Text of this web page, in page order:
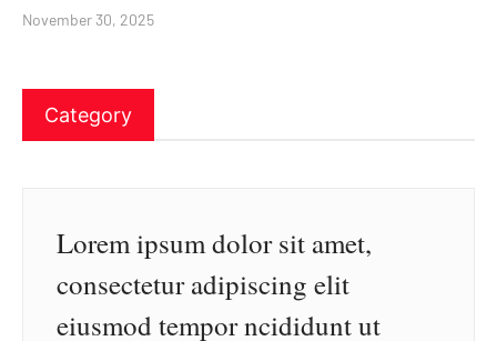
November 30, 2025
Category
Lorem ipsum dolor sit amet,
consectetur adipiscing elit
eiusmod tempor ncididunt ut